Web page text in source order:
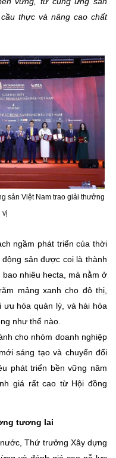
thực và nâng cao chất
sản Việt Nam trao giải thưởng
vị
ngầm phát triển của thời
sản được coi là thành
nhiêu hecta, mà nằm ở
mảng xanh cho đô thị,
hóa quản lý, và hài hòa
như thế nào.
cho nhóm doanh nghiệp
sáng tạo và chuyển đổi
phát triển bền vững năm
giá rất cao từ Hội đồng
tương lai
Thứ trưởng Xây dựng